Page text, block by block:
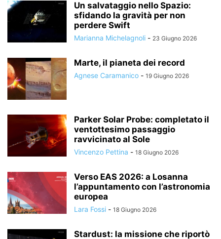
Un salvataggio nello Spazio:
sfidando la gravità per non
perdere Swift
Marianna Michelagnoli - 23 Giugno 2026
Marte, il pianeta dei record
Agnese Caramanico - 19 Giugno 2026
Parker Solar Probe: completato il
ventottesimo passaggio
ravvicinato al Sole
Vincenzo Pettina - 18 Giugno 2026
Verso EAS 2026: a Losanna
l’appuntamento con l’astronomia
europea
Lara Fossi - 18 Giugno 2026
Stardust: la missione che riportò